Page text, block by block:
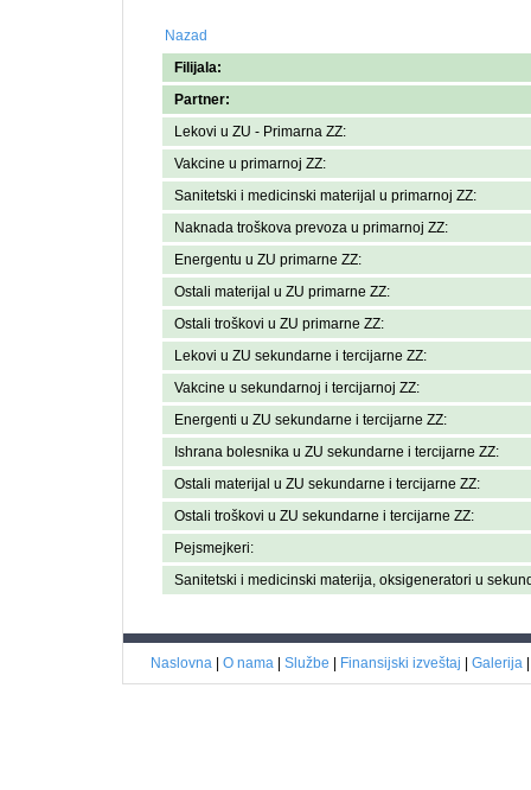
Nazad
Filijala:
Partner:
Lekovi u ZU - Primarna ZZ:
Vakcine u primarnoj ZZ:
Sanitetski i medicinski materijal u primarnoj ZZ:
Naknada troškova prevoza u primarnoj ZZ:
Energentu u ZU primarne ZZ:
Ostali materijal u ZU primarne ZZ:
Ostali troškovi u ZU primarne ZZ:
Lekovi u ZU sekundarne i tercijarne ZZ:
Vakcine u sekundarnoj i tercijarnoj ZZ:
Energenti u ZU sekundarne i tercijarne ZZ:
Ishrana bolesnika u ZU sekundarne i tercijarne ZZ:
Ostali materijal u ZU sekundarne i tercijarne ZZ:
Ostali troškovi u ZU sekundarne i tercijarne ZZ:
Pejsmejkeri:
Sanitetski i medicinski materija, oksigeneratori u
Naslovna O nama Službe Finansijski izveštaj Galerija